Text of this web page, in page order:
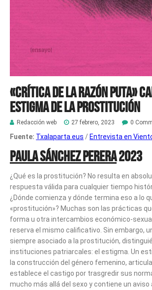
«Crítica de la razón puta»
estigma de la prostitución
Redacción web 27 febrero, 2023 0
Fuente: Txalaparta.eus / Entrevista en
Paula Sánchez Perera2023
¿Qué es la prostitución? No resulta en
respuesta válida para cualquier tiempo
¿Dónde comienza y dónde termina eso a lo
«prostitución»? Muchas son las prácticas
forma u otra intercambios económico-
reserva el mismo calificativo. Sin embargo,
siempre asociado a la prostitución,
instituciones patriarcales: el estigma. Un
la construcción del género femenino,
establece el castigo por trasgredir sus
mucho más allá del sexo y contiene un